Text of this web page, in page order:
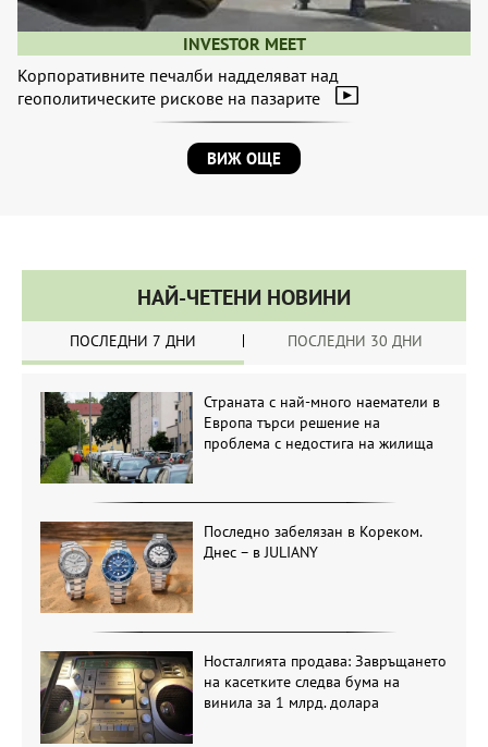
INVESTOR MEET
Корпоративните печалби надделяват над
геополитическите рискове на пазарите
ВИЖ ОЩЕ
НАЙ-ЧЕТЕНИ НОВИНИ
ПОСЛЕДНИ 7 ДНИ ПОСЛЕДНИ 30 ДНИ
Страната с най-много наематели в
Европа търси решение на
проблема с недостига на жилища
Последно забелязан в Кореком.
Днес – в JULIANY
Носталгията продава: Завръщането
на касетките следва бума на
винила за 1 млрд. долара